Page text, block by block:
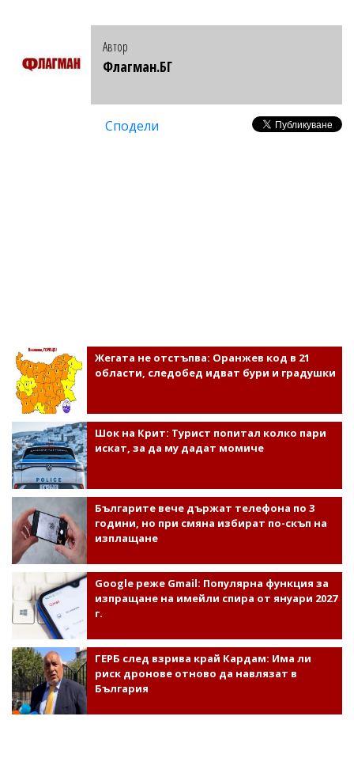
Автор
Флагман.БГ
Сподели
Жегата не отстъпва: Оранжев код в 21
области, следобед идват бури и градушки
Шок на Крит: Турист попитал колко пари
искат, за да му дадат момиче
Българите вече държат телефона по 3
години, но при смяна избират по-скъп на
изплащане
Google реже Gmail: Популярна функция за
изпращане на имейли спира от януари 2027
г.
ГЕРБ след взрива край Кардам: Има ли
риск дронове отново да навлязат в
България